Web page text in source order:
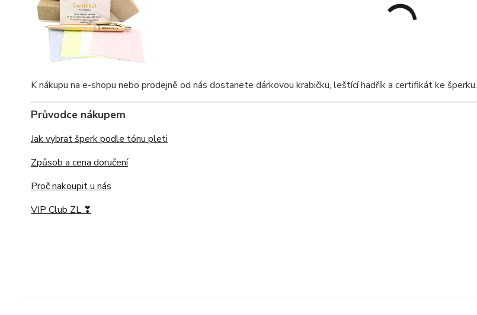
K nákupu na e-shopu nebo prodejně od nás dostanete dárkovou krabičku, leštící hadřík a certifikát ke šperku.
Průvodce nákupem
Jak vybrat šperk podle tónu pleti
Způsob a cena doručení
Proč nakoupit u nás
VIP Club ZL ❣